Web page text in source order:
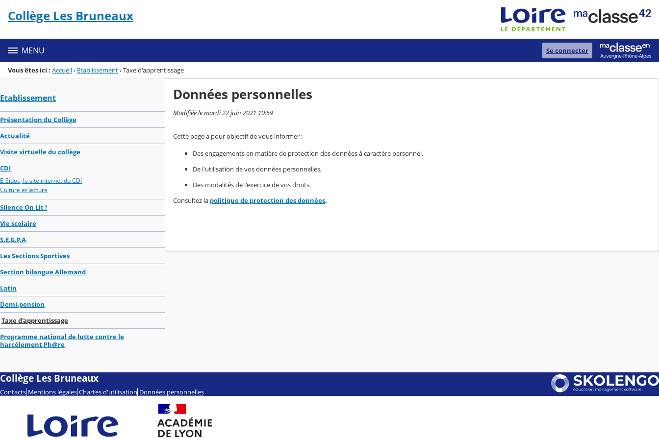
Menu de la rubrique
Contenu
Collège Les Bruneaux
MENU Se connecter
Vous êtes ici : Accueil› Etablissement›Taxe d'apprentissage
Etablissement
Présentation du Collège
Actualité
Visite virtuelle du collège
CDI
E-Sidoc, le site internet du CDI
Culture et lecture
Silence On Lit !
Vie scolaire
S.E.G.P.A
Les Sections Sportives
Section bilangue Allemand
Latin
Demi-pension
Taxe d'apprentissage
Programme national de lutte contre le
harcèlement Ph@re
Données personnelles
Modifiée le mardi 22 juin 2021 10:59
Cette page a pour objectif de vous informer :
Des engagements en matière de protection des données à caractère personnel,
De l'utilisation de vos données personnelles,
Des modalités de l'exercice de vos droits.
Consultez la politique de protection des données.
Collège Les Bruneaux
Contacts Mentions légales Chartes d'utilisation Données personnelles